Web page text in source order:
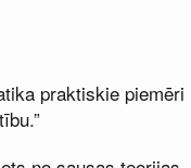
praktiskie